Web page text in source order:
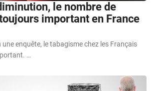
le nombre de
important en France
enquête, le tabagisme chez les Français
…